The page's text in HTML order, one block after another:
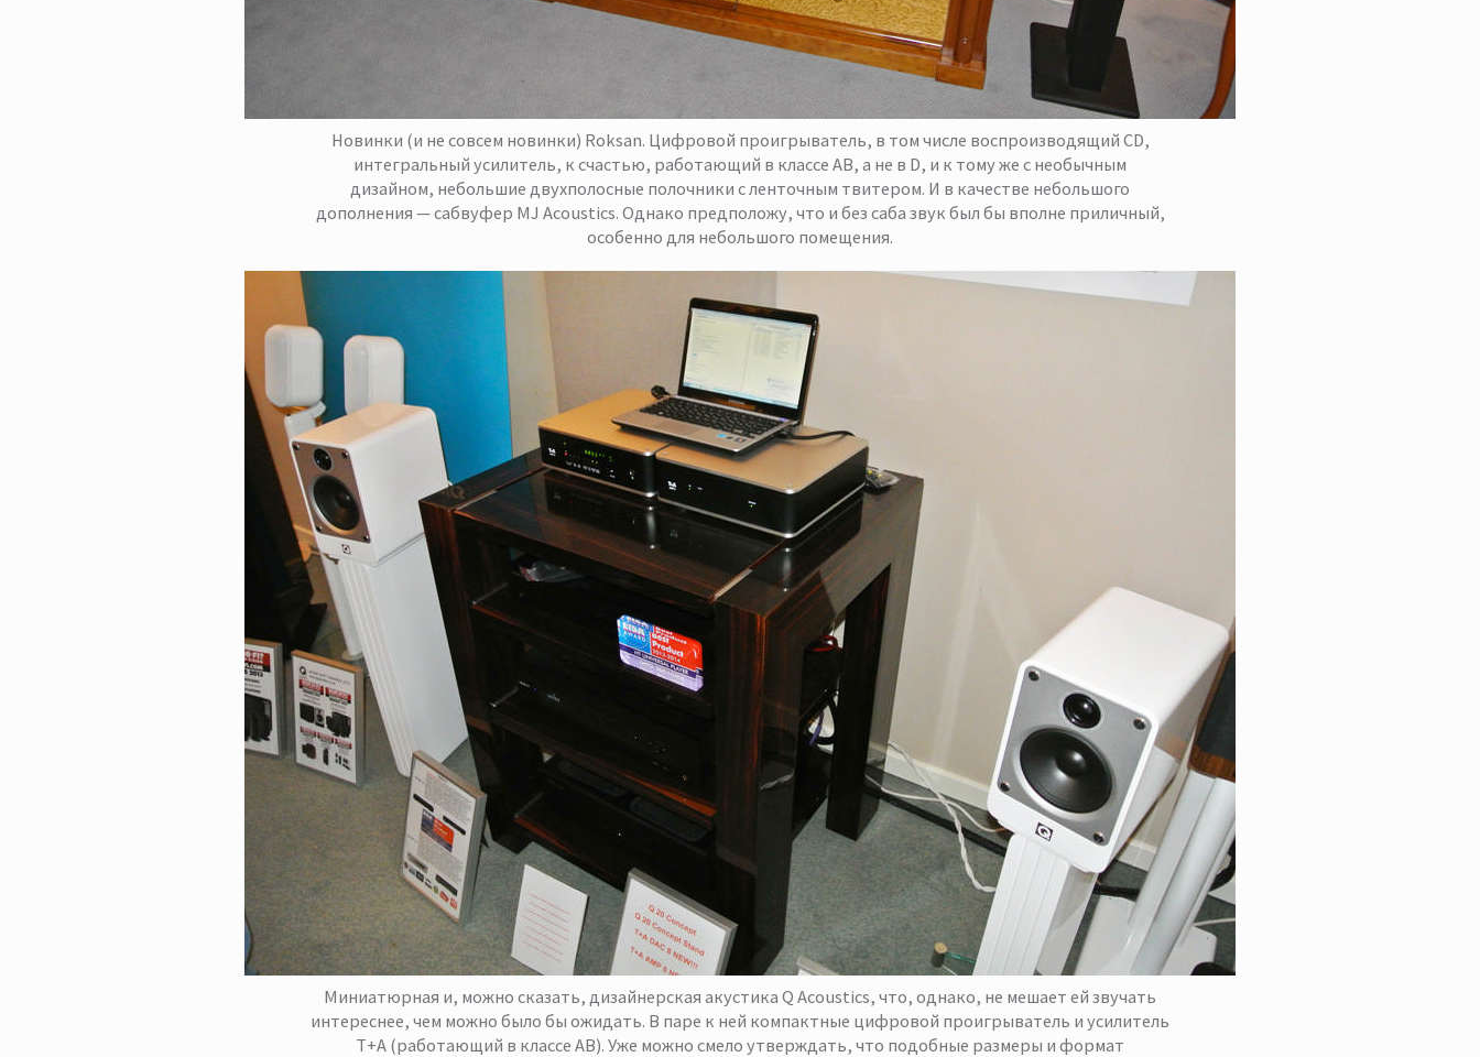
Новинки (и не совсем новинки) Roksan. Цифровой проигрыватель, в том числе воспроизводящий CD,
интегральный усилитель, к счастью, работающий в классе АВ, а не в D, и к тому же с необычным
дизайном, небольшие двухполосные полочники с ленточным твитером. И в качестве небольшого
дополнения — сабвуфер MJ Acoustics. Однако предположу, что и без саба звук был бы вполне приличный,
особенно для небольшого помещения.
Миниатюрная и, можно сказать, дизайнерская акустика Q Acoustics, что, однако, не мешает ей звучать
интереснее, чем можно было бы ожидать. В паре к ней компактные цифровой проигрыватель и усилитель
T+A (работающий в классе AB). Уже можно смело утверждать, что подобные размеры и формат